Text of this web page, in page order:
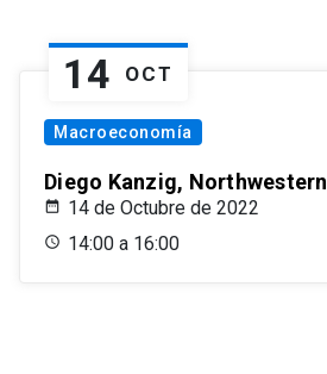
14 OCT
Macroeconomía
Diego Kanzig, Northwestern
14 de Octubre de 2022
14:00 a 16:00